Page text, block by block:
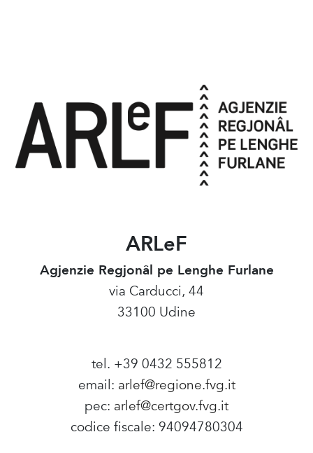
ARLeF
Agjenzie Regjonâl pe Lenghe Furlane
via Carducci, 44
33100 Udine
tel. +39 0432 555812
email: arlef@regione.fvg.it
pec: arlef@certgov.fvg.it
codice fiscale: 94094780304